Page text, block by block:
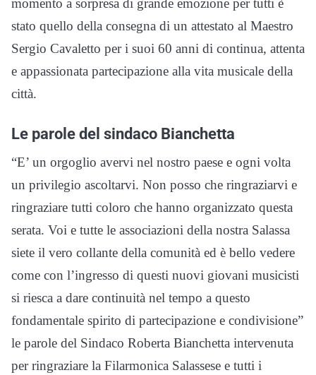
momento a sorpresa di grande emozione per tutti è
stato quello della consegna di un attestato al Maestro
Sergio Cavaletto per i suoi 60 anni di continua, attenta
e appassionata partecipazione alla vita musicale della
città.
Le parole del sindaco Bianchetta
“E’ un orgoglio avervi nel nostro paese e ogni volta
un privilegio ascoltarvi. Non posso che ringraziarvi e
ringraziare tutti coloro che hanno organizzato questa
serata. Voi e tutte le associazioni della nostra Salassa
siete il vero collante della comunità ed è bello vedere
come con l’ingresso di questi nuovi giovani musicisti
si riesca a dare continuità nel tempo a questo
fondamentale spirito di partecipazione e condivisione”
le parole del Sindaco Roberta Bianchetta intervenuta
per ringraziare la Filarmonica Salassese e tutti i